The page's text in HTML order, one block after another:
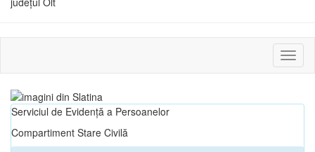
sau
Serviciul de Evidență a Persoanelor
Compartiment Stare Civilă